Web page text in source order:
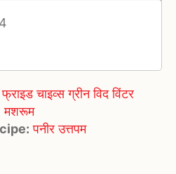
चाइव्स ग्रीन विद विंटर
मशरूम
पनीर उत्तपम